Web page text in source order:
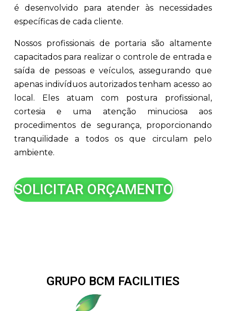
é desenvolvido para atender às necessidades
específicas de cada cliente.
Nossos profissionais de portaria são altamente
capacitados para realizar o controle de entrada e
saída de pessoas e veículos, assegurando que
apenas indivíduos autorizados tenham acesso ao
local. Eles atuam com postura profissional,
cortesia e uma atenção minuciosa aos
procedimentos de segurança, proporcionando
tranquilidade a todos os que circulam pelo
ambiente.
SOLICITAR ORÇAMENTO
GRUPO BCM FACILITIES